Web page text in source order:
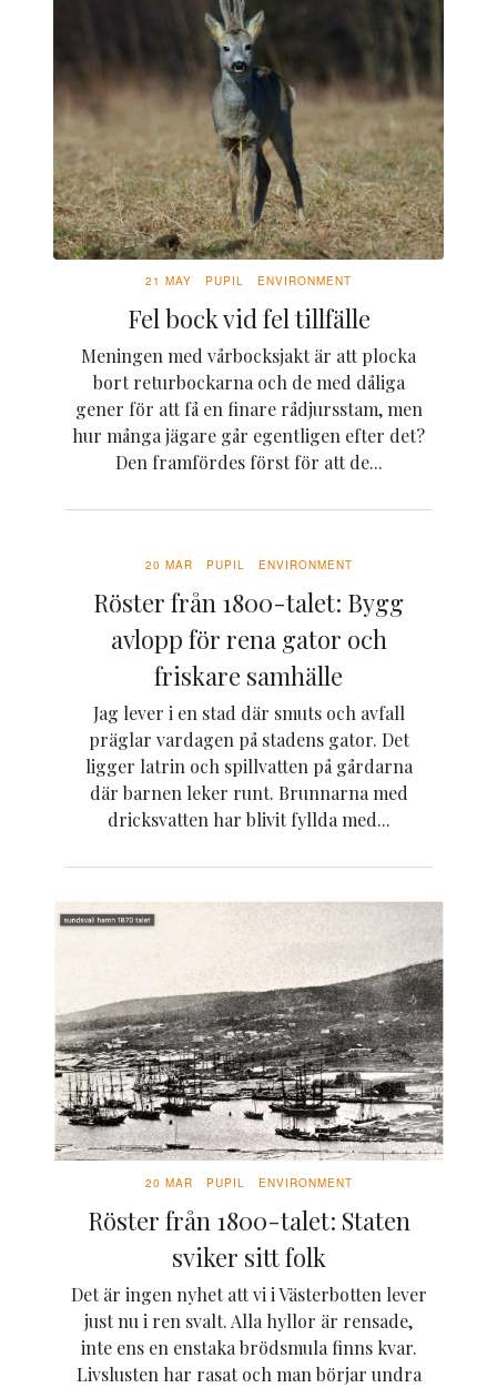
21 MAY PUPIL ENVIRONMENT
Fel bock vid fel tillfälle
Meningen med vårbocksjakt är att plocka
bort returbockarna och de med dåliga
gener för att få en finare rådjursstam, men
hur många jägare går egentligen efter det?
Den framfördes först för att de...
20 MAR PUPIL ENVIRONMENT
Röster från 1800-talet: Bygg
avlopp för rena gator och
friskare samhälle
Jag lever i en stad där smuts och avfall
präglar vardagen på stadens gator. Det
ligger latrin och spillvatten på gårdarna
där barnen leker runt. Brunnarna med
dricksvatten har blivit fyllda med...
20 MAR PUPIL ENVIRONMENT
Röster från 1800-talet: Staten
sviker sitt folk
Det är ingen nyhet att vi i Västerbotten lever
just nu i ren svalt. Alla hyllor är rensade,
inte ens en enstaka brödsmula finns kvar.
Livslusten har rasat och man börjar undra